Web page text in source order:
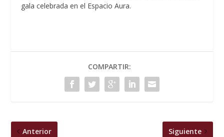
gala celebrada en el Espacio Aura.
COMPARTIR:
Anterior Siguiente